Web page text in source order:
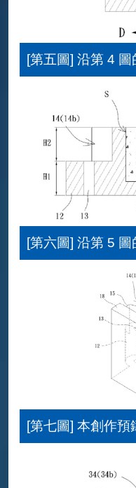
[第五圖] 沿第 4
[第六圖] 沿第 5
[第七圖] 本創作預